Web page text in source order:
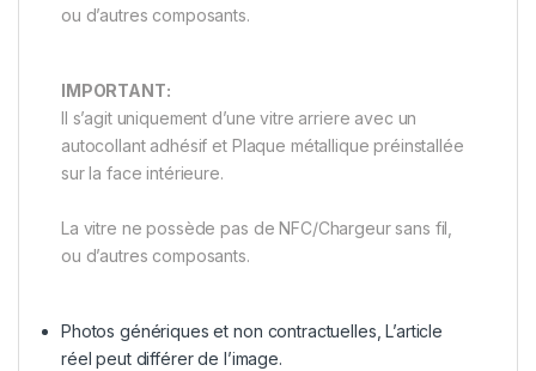
ou d’autres composants.
IMPORTANT:
Il s’agit uniquement d’une vitre arriere avec un
autocollant adhésif et Plaque métallique préinstallée
sur la face intérieure.
La vitre ne possède pas de NFC/Chargeur sans fil,
ou d’autres composants.
Photos génériques et non contractuelles, L’article
réel peut différer de l’image.